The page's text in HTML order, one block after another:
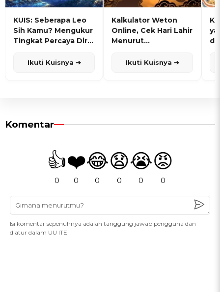
KUIS: Seberapa Leo
Sih Kamu? Mengukur
Tingkat Percaya Diri
Ikuti Kuisnya ➔
Kalkulator Weton
Online, Cek Hari Lahir
Menurut
Ikuti Kuisnya ➔
Komentar
👍
0
❤️
0
😂
0
😧
0
😭
0
😡
0
Isi komentar sepenuhnya adalah tanggung jawab pengguna dan
diatur dalam UU ITE